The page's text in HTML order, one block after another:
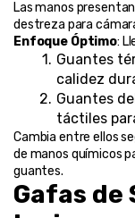
Las manos
destreza para
Enfoque Óptimo:
Guantes
calidez
Guantes
táctiles
Cambia entre ellos
de manos químicos
guantes.
Gafas de